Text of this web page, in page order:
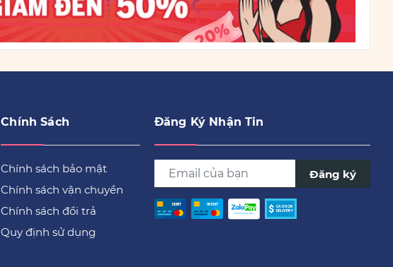
Chính Sách
Chính sách bảo mật
Chính sách vận chuyển
Chính sách đổi trả
Quy định sử dụng
Đăng Ký Nhận Tin
Đăng ký